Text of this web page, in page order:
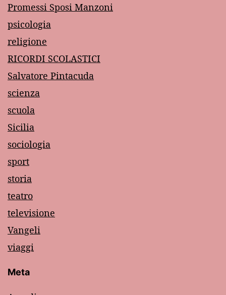
Promessi Sposi Manzoni
psicologia
religione
RICORDI SCOLASTICI
Salvatore Pintacuda
scienza
scuola
Sicilia
sociologia
sport
storia
teatro
televisione
Vangeli
viaggi
Meta